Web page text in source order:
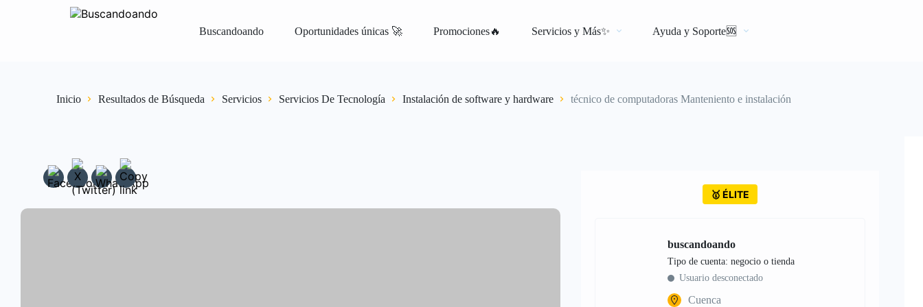
Buscandoando Oportunidades únicas 🚀 Promociones🔥 Servicios y Más✨ Ayuda y Soporte🆘
Iniciar Sesión Registrar Vender Gratis
Inicio Resultados de Búsqueda Servicios Servicios De Tecnología Instalación de software y hardware técnico de computadoras Manteniento e instalación
🥇 ÉLITE
buscandoando
tipo de cuenta: negocio o tienda
Usuario desconectado
Cuenca